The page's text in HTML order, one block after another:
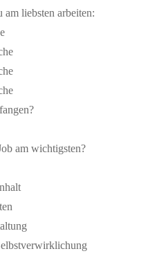
am liebsten arbeiten:
am wichtigsten?